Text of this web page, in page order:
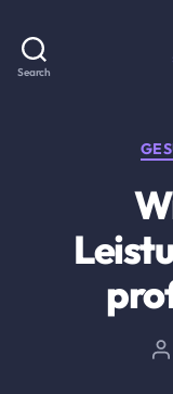
Search